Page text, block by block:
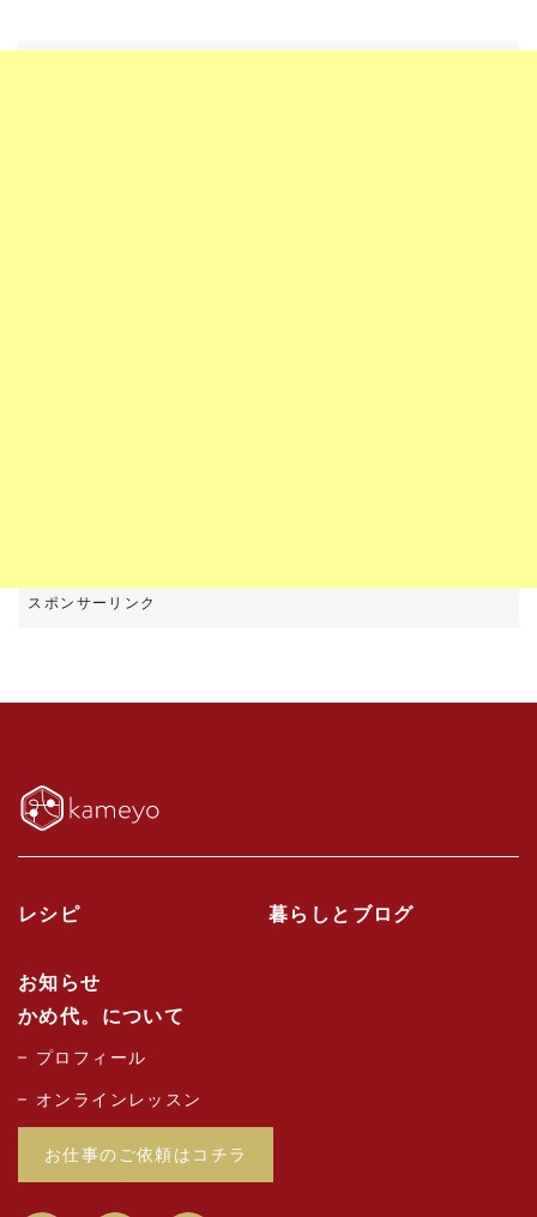
レシピ 暮らしとブログ
お知らせ
かめ代。について
プロフィール
オンラインレッスン
お仕事のご依頼はコチラ